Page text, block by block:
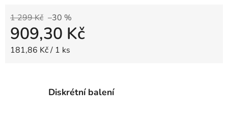
1 299 Kč –30 %
909,30 Kč
Měrná cena:
181,86 Kč / 1 ks
Diskrétní balení